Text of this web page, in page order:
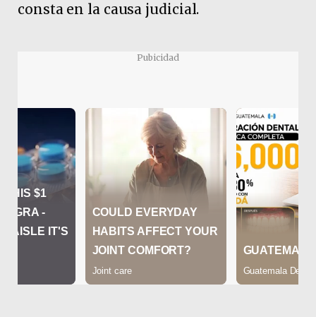
consta en la causa judicial.
Pubicidad